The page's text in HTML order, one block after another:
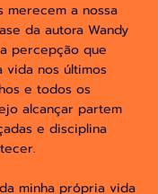
merecem a nossa
da autora Wandy
percepção que
nos últimos
e todos os
alcançar partem
e disciplina
minha própria vida